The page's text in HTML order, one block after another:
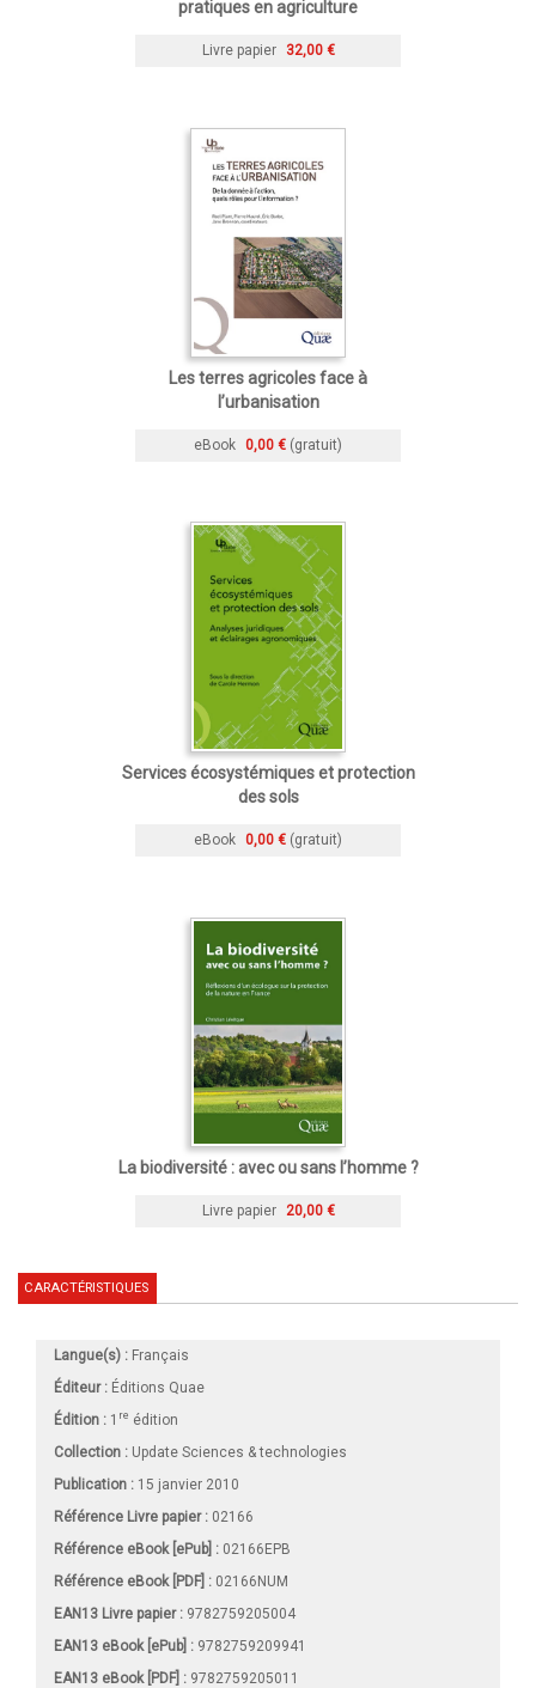
pratiques en agriculture
Livre papier 32,00 €
Les terres agricoles face à
l’urbanisation
eBook 0,00 € (gratuit)
Services écosystémiques et protection
des sols
eBook 0,00 € (gratuit)
La biodiversité : avec ou sans l’homme ?
Livre papier 20,00 €
CARACTÉRISTIQUES
Langue(s) : Français
Éditeur : Éditions Quae
Édition : 1 re édition
Collection : Update Sciences & technologies
Publication : 15 janvier 2010
Référence Livre papier : 02166
Référence eBook [ePub] : 02166EPB
Référence eBook [PDF] : 02166NUM
EAN13 Livre papier : 9782759205004
EAN13 eBook [ePub] : 9782759209941
EAN13 eBook [PDF] : 9782759205011